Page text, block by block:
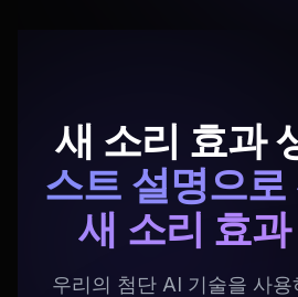
새 소리 효과
스트 설명으로
새 소리 효
우리의 첨단 AI 기술을 사